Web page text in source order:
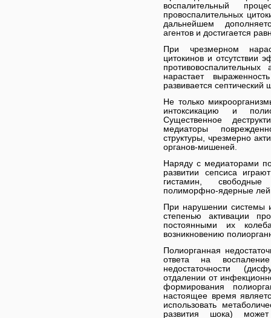
воспалительный
провоспалительных
дальнейшем
агентов и достигается
При чрезмерном
цитокинов и отсутствии
нарастает
развивается септический
Не только
интоксикацию и
Существенное
медиаторы
структуры, чрезмерно
органов-мишеней.
Наряду с медиаторами
развитии сепсиса
гистамин,
полиморфно-ядерные
При нарушении системы
степенью активации
постоянными их
возникновению
Полиорганная
ответа на
недостаточности
отдалении от
формирования
настоящее время
использовать
развития шока) может